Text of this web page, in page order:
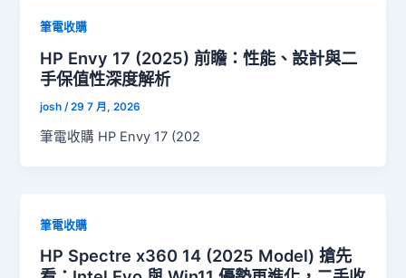
筆電收購
HP Envy 17 (2025) 前瞻：性能、設計與二
手保值性深度解析
josh /29 7 月, 2026
筆電收購 HP Envy 17 (202
筆電收購
HP Spectre x360 14 (2025 Model) 搶先